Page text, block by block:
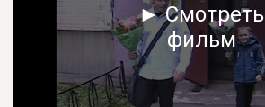
► Смотреть
фильм